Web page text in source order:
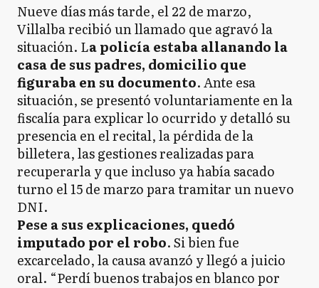
Nueve días más tarde, el 22 de marzo,
Villalba recibió un llamado que agravó la
situación. La policía estaba allanando la
casa de sus padres, domicilio que
figuraba en su documento. Ante esa
situación, se presentó voluntariamente en la
fiscalía para explicar lo ocurrido y detalló su
presencia en el recital, la pérdida de la
billetera, las gestiones realizadas para
recuperarla y que incluso ya había sacado
turno el 15 de marzo para tramitar un nuevo
DNI.
Pese a sus explicaciones, quedó
imputado por el robo. Si bien fue
excarcelado, la causa avanzó y llegó a juicio
oral. “Perdí buenos trabajos en blanco por